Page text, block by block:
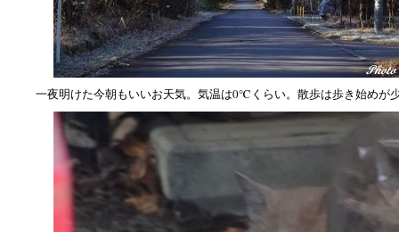
一夜明けた今朝もいいお天気。気温は0℃くらい。散歩は歩き始めが